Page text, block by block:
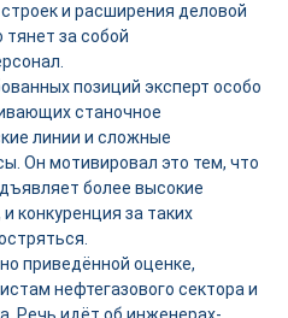
и расширения деловой
тянет за собой
позиций эксперт особо
станочное
линии и сложные
Он мотивировал это тем, что
более высокие
конкуренция за таких
приведённой оценке,
нефтегазового сектора и